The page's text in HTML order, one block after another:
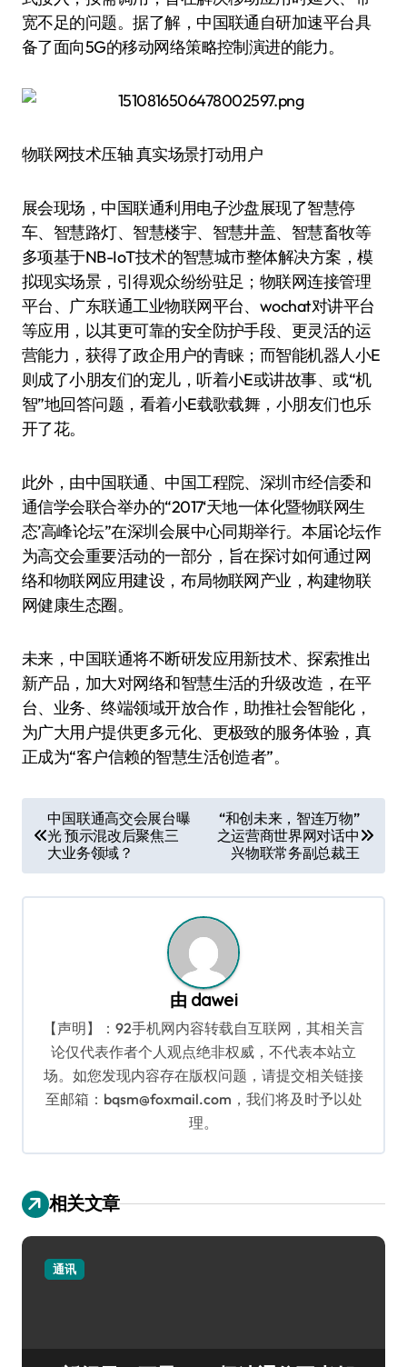
宽不足的问题。据了解，中国联通自研加速平台具
备了面向5G的移动网络策略控制演进的能力。
物联网技术压轴 真实场景打动用户
展会现场，中国联通利用电子沙盘展现了智慧停
车、智慧路灯、智慧楼宇、智慧井盖、智慧畜牧等
多项基于NB-IoT技术的智慧城市整体解决方案，模
拟现实场景，引得观众纷纷驻足；物联网连接管理
平台、广东联通工业物联网平台、wochat对讲平台
等应用，以其更可靠的安全防护手段、更灵活的运
营能力，获得了政企用户的青睐；而智能机器人小E
则成了小朋友们的宠儿，听着小E或讲故事、或“机
智”地回答问题，看着小E载歌载舞，小朋友们也乐
开了花。
此外，由中国联通、中国工程院、深圳市经信委和
通信学会联合举办的“2017‘天地一体化暨物联网生
态’高峰论坛”在深圳会展中心同期举行。本届论坛作
为高交会重要活动的一部分，旨在探讨如何通过网
络和物联网应用建设，布局物联网产业，构建物联
网健康生态圈。
未来，中国联通将不断研发应用新技术、探索推出
新产品，加大对网络和智慧生活的升级改造，在平
台、业务、终端领域开放合作，助推社会智能化，
为广大用户提供更多元化、更极致的服务体验，真
正成为“客户信赖的智慧生活创造者”。
章
导
航
中国联通高交会展台曝
光 预示混改后聚焦三
大业务领域？
“和创未来，智连万物”
之运营商世界网对话中
兴物联常务副总裁王
由 dawei
【声明】：92手机网内容转载自互联网，其相关言
论仅代表作者个人观点绝非权威，不代表本站立
场。如您发现内容存在版权问题，请提交相关链接
至邮箱：bqsm@foxmail.com，我们将及时予以处
理。
相关文章
通讯